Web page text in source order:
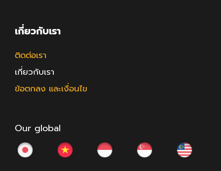
เกี่ยวกับเรา
ติดต่อเรา
เกี่ยวกับเรา
ข้อตกลง และเงื่อนไข
Our global